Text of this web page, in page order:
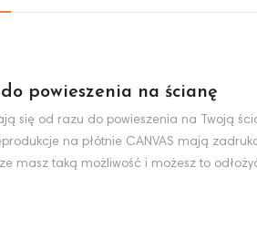
powieszenia na ścianę
się od razu do powieszenia na Twoją
na płótnie CANVAS mają
masz taką możliwość i możesz to